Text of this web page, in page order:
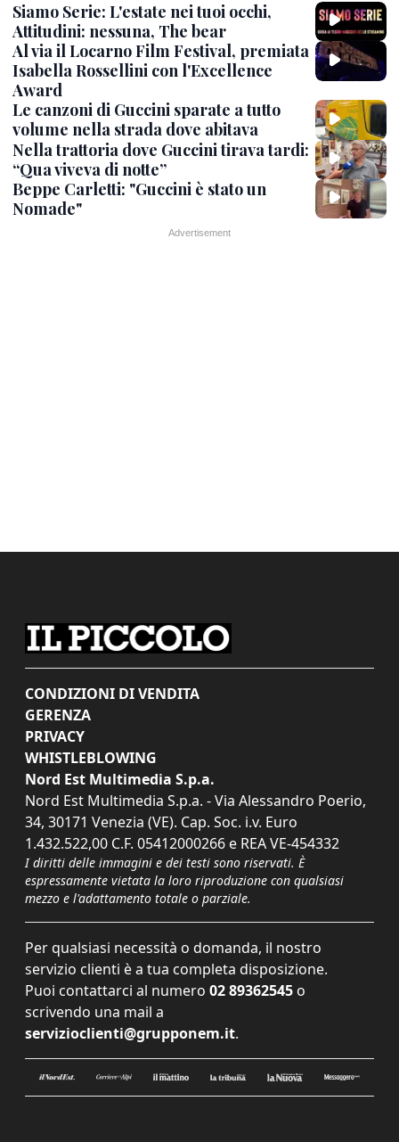
Siamo Serie: L'estate nei tuoi occhi,
Attitudini: nessuna, The bear
Al via il Locarno Film Festival, premiata
Isabella Rossellini con l'Excellence
Award
Le canzoni di Guccini sparate a tutto
volume nella strada dove abitava
Nella trattoria dove Guccini tirava tardi:
“Qua viveva di notte”
Beppe Carletti: "Guccini è stato un
Nomade"
CONDIZIONI DI VENDITA
GERENZA
PRIVACY
WHISTLEBLOWING
Nord Est Multimedia S.p.a.
Nord Est Multimedia S.p.a. - Via Alessandro Poerio,
34, 30171 Venezia (VE). Cap. Soc. i.v. Euro
1.432.522,00 C.F. 05412000266 e REA VE-454332
I diritti delle immagini e dei testi sono riservati. È
espressamente vietata la loro riproduzione con qualsiasi
mezzo e l'adattamento totale o parziale.
Per qualsiasi necessità o domanda, il nostro
servizio clienti è a tua completa disposizione.
Puoi contattarci al numero 02 89362545 o
scrivendo una mail a
servizioclienti@grupponem.it.